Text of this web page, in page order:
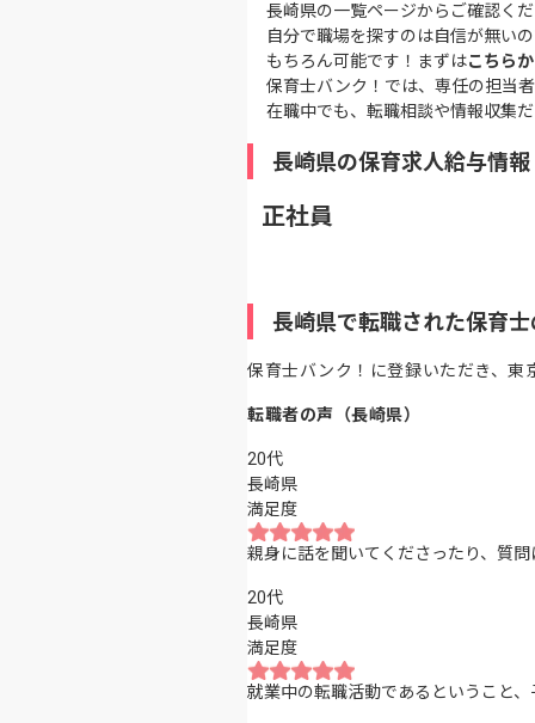
長崎県の一覧ページからご確認く
自分で職場を探すのは自信が無い
もちろん可能です！まずはこちら
保育士バンク！では、専任の担当
在職中でも、転職相談や情報収集
長崎県の保育求人給与情報
正社員
長崎県で転職された保育
保育士バンク！に登録いただき、
転職者の声（長崎県）
20代
長崎県
満足度
親身に話を聞いてくださったり、質
20代
長崎県
満足度
就業中の転職活動であるということ